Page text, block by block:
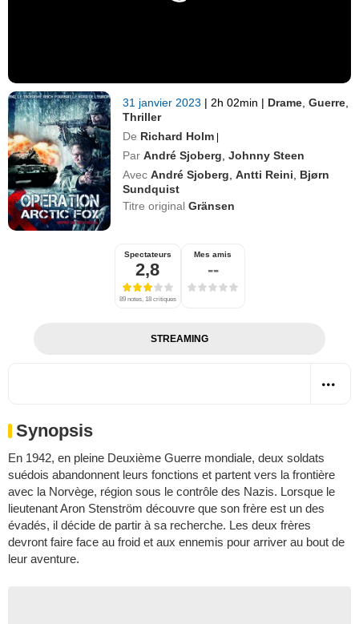
31 janvier 2023 | 2h 02min | Drame ,Guerre
Thriller
De Richard Holm |
Par André Sjoberg ,Johnny Steen
Avec André Sjoberg ,Antti Reini
Bjørn
Sundquist
Titre originalGränsen
Spectateurs
2,8
89 notes, 18 critiques
Mes amis
--
STREAMING
Synopsis
En 1942, en pleine Deuxième Guerre mondiale, deux soldats
suédois abandonnent leurs fonctions et partent vers la frontière
avec la Norvège, région sous le contrôle des Nazis. Lorsque le
lieutenant Aron Stenström découvre que son frère est un des
évadés, il décide de partir à sa recherche. Les deux frères
devront faire face au froid et aux ennemis pour arriver au bout de
leur aventure.